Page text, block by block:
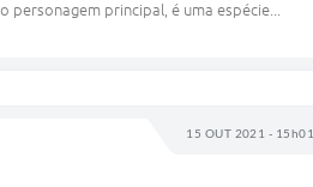
principal, é uma espécie...
15 OUT 2021 - 15h01